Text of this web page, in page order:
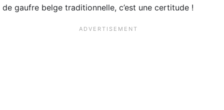
de gaufre belge traditionnelle, c’est une certitude !